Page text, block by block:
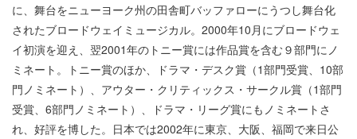
に、舞台をニューヨーク州の田舎町バッファローにうつし舞台化
されたブロードウェイミュージカル。2000年10月にブロードウェ
イ初演を迎え、翌2001年のトニー賞には作品賞を含む９部門にノ
ミネート。トニー賞のほか、ドラマ・デスク賞（1部門受賞、10部
門ノミネート）、アウター・クリティックス・サークル賞（1部門
受賞、6部門ノミネート）、ドラマ・リーグ賞にもノミネートさ
れ、好評を博した。日本では2002年に東京、大阪、福岡で来日公